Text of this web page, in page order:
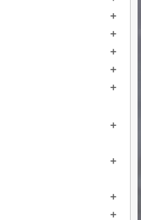








